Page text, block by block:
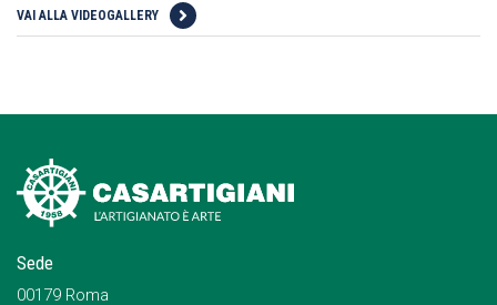
VAI ALLA VIDEOGALLERY
Sede
00179 Roma